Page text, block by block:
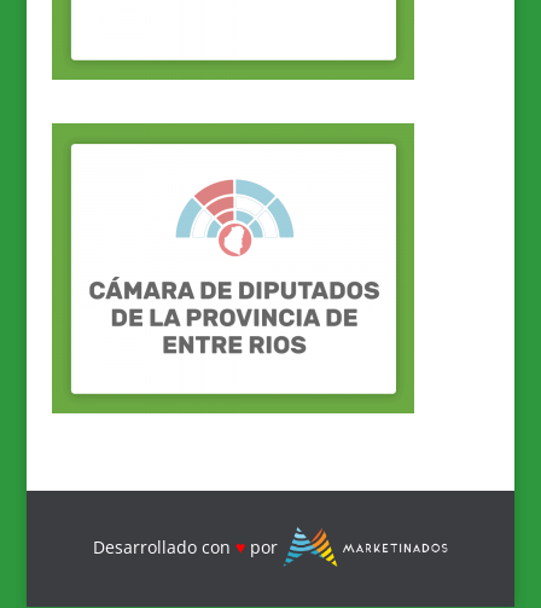
Desarrollado con ♥ por